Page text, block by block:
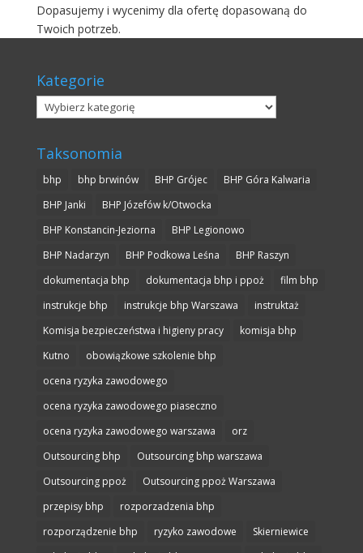
Dopasujemy i wycenimy dla ofertę dopasowaną do
Twoich potrzeb.
Kategorie
Kategorie
Taksonomia
bhp bhp brwinów BHP Grójec
BHP Góra Kalwaria
BHP Janki
BHP Józefów k/Otwocka
BHP Konstancin-Jeziorna
BHP Legionowo
BHP Nadarzyn
BHP Podkowa Leśna
BHP Raszyn
dokumentacja bhp
dokumentacja bhp i ppoż
film bhp
instrukcje bhp
instrukcje bhp Warszawa
instruktaż
Komisja bezpieczeństwa i higieny pracy
komisja bhp
Kutno
obowiązkowe szkolenie bhp
ocena ryzyka zawodowego
ocena ryzyka zawodowego piaseczno
ocena ryzyka zawodowego warszawa
orz
Outsourcing bhp
Outsourcing bhp warszawa
Outsourcing ppoż
Outsourcing ppoż Warszawa
przepisy bhp
rozporzadzenia bhp
rozporządzenie bhp
ryzyko zawodowe
Skierniewice